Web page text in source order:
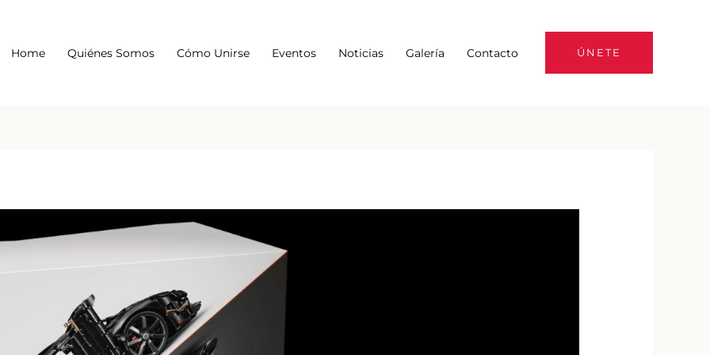
Home Quiénes Somos Cómo Unirse Eventos Noticias Galería Contacto ÚNETE